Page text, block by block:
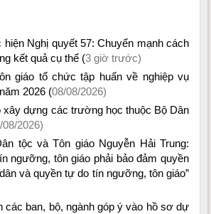
hiện Nghị quyết 57: Chuyển mạnh cách
kết quả cụ thể (3 giờ trước)
giáo tổ chức tập huấn về nghiệp vụ
2026 (08/08/2026)
xây dựng các trường học thuộc Bộ Dân
08/2026)
tộc và Tôn giáo Nguyễn Hải Trung:
ngưỡng, tôn giáo phải bảo đảm quyền
và quyền tự do tín ngưỡng, tôn giáo”
các ban, bộ, ngành góp ý vào hồ sơ dự